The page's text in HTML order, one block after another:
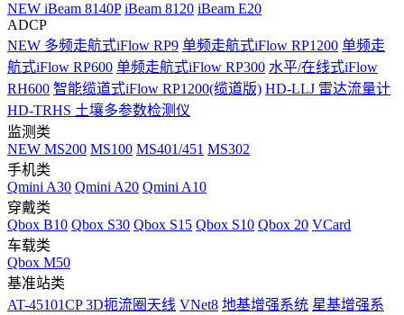
NEW iBeam 8140P iBeam 8120 iBeam E20
ADCP
NEW 多频走航式iFlow RP9 单频走航式iFlow RP1200 单频走
航式iFlow RP600 单频走航式iFlow RP300 水平/在线式iFlow
RH600 智能缆道式iFlow RP1200(缆道版) HD-LLJ 雷达流量计
HD-TRHS 土壤多参数检测仪
监测类
NEW MS200 MS100 MS401/451 MS302
手机类
Qmini A30 Qmini A20 Qmini A10
穿戴类
Qbox B10 Qbox S30 Qbox S15 Qbox S10 Qbox 20 VCard
车载类
Qbox M50
基准站类
AT-45101CP 3D扼流圈天线 VNet8 地基增强系统 星基增强系